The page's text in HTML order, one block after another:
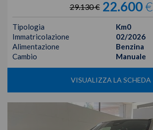
29.130 € 22.600€
Tipologia
Km0
Immatricolazione
02/2026
Alimentazione
Benzina
Cambio
Manuale
VISUALIZZA LA SCHEDA